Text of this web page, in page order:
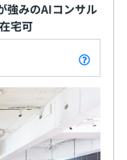
強みのAIコンサル
宅可